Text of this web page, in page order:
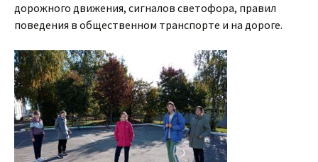
дорожного движения, сигналов светофора, правил
поведения в общественном транспорте и на дороге.